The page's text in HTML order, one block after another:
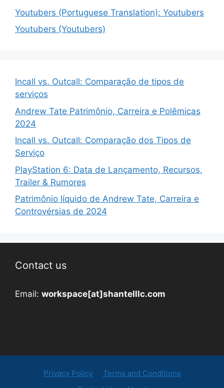
Youtubers (Portuguese Translation): Youtubers
Youtubers (Youtubers)
Incall vs. Outcall: Comparação de tipos de
serviços
Andrew Tate Patrimônio, Carreira e Polêmicas
2024
Incall vs. Outcall: Comparação dos Tipos de
Serviço
PlayStation 6: Data de Lançamento, Recursos,
Trailer & Rumores
Patrimônio líquido de Andrew Tate, Carreira e
Controvérsias de 2024
Contact us
Email: workspace[at]shantelllc.com
Privacy Policy
Terms and Conditions